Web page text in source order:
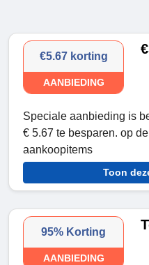
€5.67 korting
AANBIEDING
Speciale aanbieding is
€ 5.67 te besparen. op
aankoopitems
Toon
95% Korting
AANBIEDING